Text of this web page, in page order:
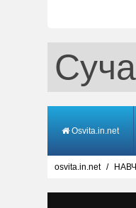
Osvita.in.net
osvita.in.net